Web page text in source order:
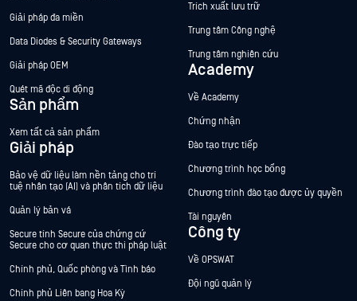
Giải pháp đa miền
Data Diodes & Security Gateways
Giải pháp OEM
Quét mã độc di động
Sản phẩm
Xem tất cả sản phẩm
Giải pháp
Bảo vệ dữ liệu làm nền tảng cho trí
tuệ nhân tạo (AI) và phân tích dữ liệu
Quản lý bản vá
Secure tính Secure của chứng cứ
Secure cho cơ quan thực thi pháp luật
Chính phủ, Quốc phòng và Tình báo
Chính phủ Liên bang Hoa Kỳ
Trích xuất lưu trữ
Trung tâm Công nghệ
Trung tâm nghiên cứu
Academy
Về Academy
Chứng nhận
Đào tạo trực tiếp
Chương trình học bổng
Chương trình đào tạo được ủy quyền
Tài nguyên
Công ty
Về OPSWAT
Đội ngũ quản lý